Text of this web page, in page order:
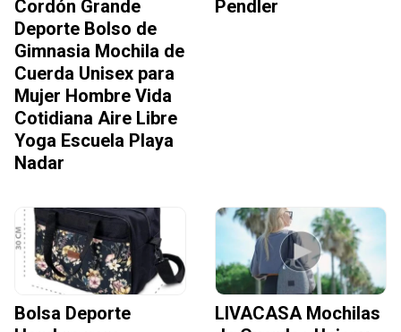
Cordón Grande
Deporte Bolso de
Gimnasia Mochila de
Cuerda Unisex para
Mujer Hombre Vida
Cotidiana Aire Libre
Yoga Escuela Playa
Nadar
Pendler
Bolsa Deporte
LIVACASA Mochilas